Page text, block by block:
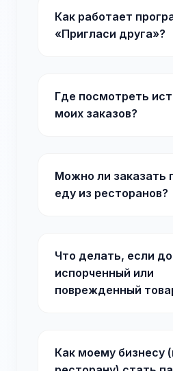
Как работает
«Пригласи друга»?
Где посмотреть
моих заказов?
Можно ли заказать
еду из ресторанов?
Что делать, если
испорченный или
поврежденный
Как моему бизнесу